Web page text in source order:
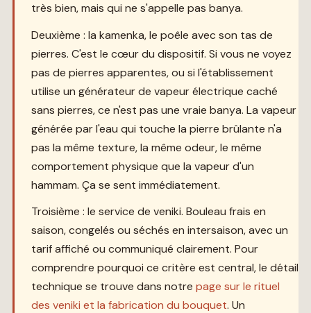
très bien, mais qui ne s'appelle pas banya.
Deuxième : la kamenka, le poêle avec son tas de
pierres. C'est le cœur du dispositif. Si vous ne voyez
pas de pierres apparentes, ou si l'établissement
utilise un générateur de vapeur électrique caché
sans pierres, ce n'est pas une vraie banya. La vapeur
générée par l'eau qui touche la pierre brûlante n'a
pas la même texture, la même odeur, le même
comportement physique que la vapeur d'un
hammam. Ça se sent immédiatement.
Troisième : le service de veniki. Bouleau frais en
saison, congelés ou séchés en intersaison, avec un
tarif affiché ou communiqué clairement. Pour
comprendre pourquoi ce critère est central, le détail
technique se trouve dans notre page sur le rituel
des veniki et la fabrication du bouquet. Un